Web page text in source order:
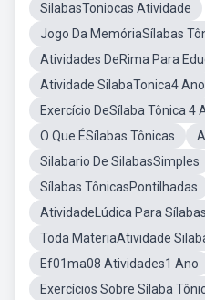
SilabasToniocas Atividade
Jogo Da MemóriaSílabas
Atividades DeRima Para
Atividade SilabaTonica4 Ano
Exercício DeSílaba Tônica 4
O Que ÉSílabas Tônicas
Silabario De SilabasSimples
Sílabas TônicasPontilhadas
AtividadeLúdica Para
Toda MateriaAtividade
Ef01ma08 Atividades1 Ano
Exercícios Sobre Sílaba